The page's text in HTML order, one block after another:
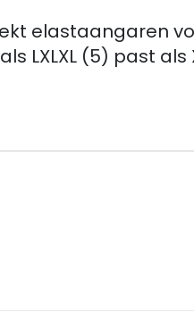
elastaangaren
LXLXL (5) past als